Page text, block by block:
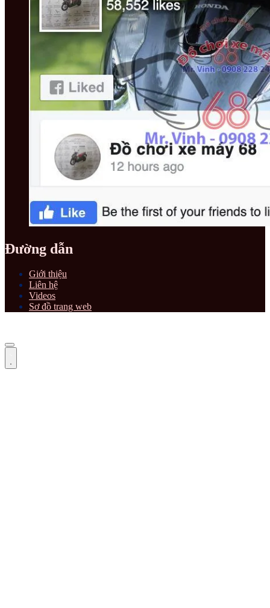
Đường dẫn
Giới thiệu
Liên hệ
Videos
Sơ đồ trang web